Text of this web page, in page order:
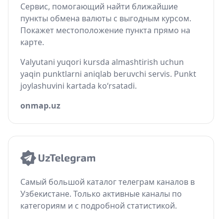
Сервис, помогающий найти ближайшие
пункты обмена валюты с выгодным курсом.
Покажет местоположение пункта прямо на
карте.
Valyutani yuqori kursda almashtirish uchun
yaqin punktlarni aniqlab beruvchi servis. Punkt
joylashuvini kartada ko‘rsatadi.
onmap.uz
Самый большой каталог телеграм каналов в
Узбекистане. Только активные каналы по
категориям и с подробной статистикой.